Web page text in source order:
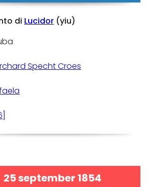
di Lucidor (yiu)
Specht Croes
25 september 1854